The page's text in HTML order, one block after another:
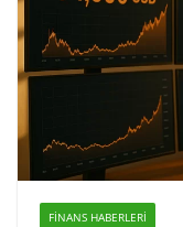
FINANS HABERLERI